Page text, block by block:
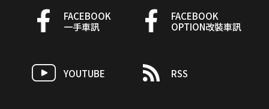
FACEBOOK
一手車訊
FACEBOOK
OPTION改裝車訊
YOUTUBE RSS